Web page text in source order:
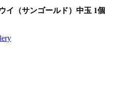
イ（サンゴールド）中玉 1個